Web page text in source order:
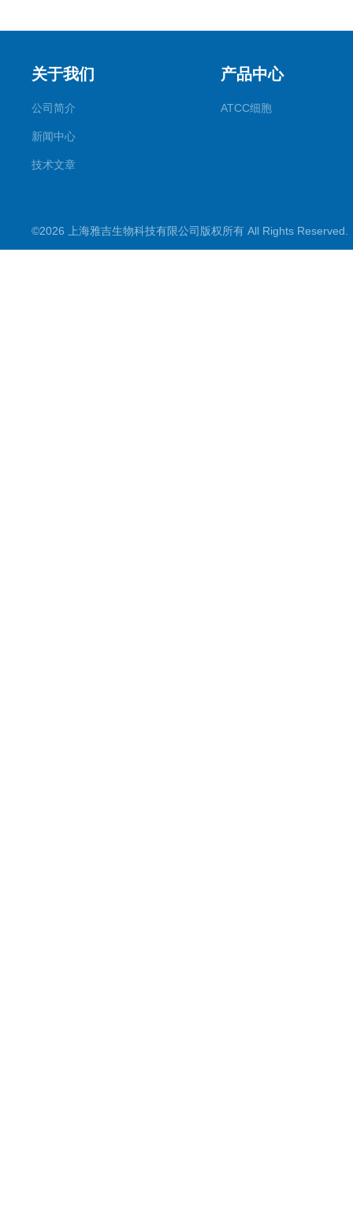
关于我们
公司简介
新闻中心
技术文章
产品中心
ATCC细胞
©2026 上海雅吉生物科技有限公司版权所有 All Rights